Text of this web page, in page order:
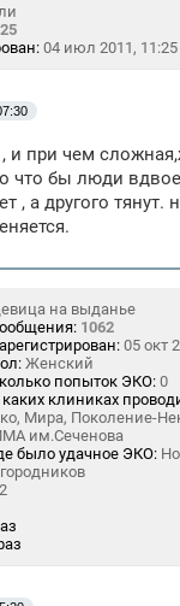
25
04 июл 2011, 11:25
, и при чем
что бы люди
, а другого тянут.
на выданье
1062
05 окт
Женский
попыток ЭКО: 0
каких клиниках
Мира, Поколение-
им.Сеченова
было удачное ЭКО:
2